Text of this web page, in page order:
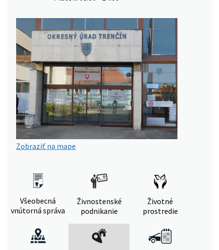
Zobraziť na mape
Všeobecná
vnútorná správa
Živnostenské
podnikanie
Životné
prostredie